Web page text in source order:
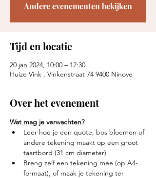
Andere evenementen bekijken
Tijd en locatie
20 jan 2024, 10:00 – 12:30
Huize Vink , Vinkenstraat 74 9400 Ninove
Over het evenement
Wat mag je verwachten?
Leer hoe je een quote, bos bloemen of
andere tekening maakt op een groot
taartbord (31 cm diameter)
Breng zelf een tekening mee (op A4-
formaat), of maak je tekening ter